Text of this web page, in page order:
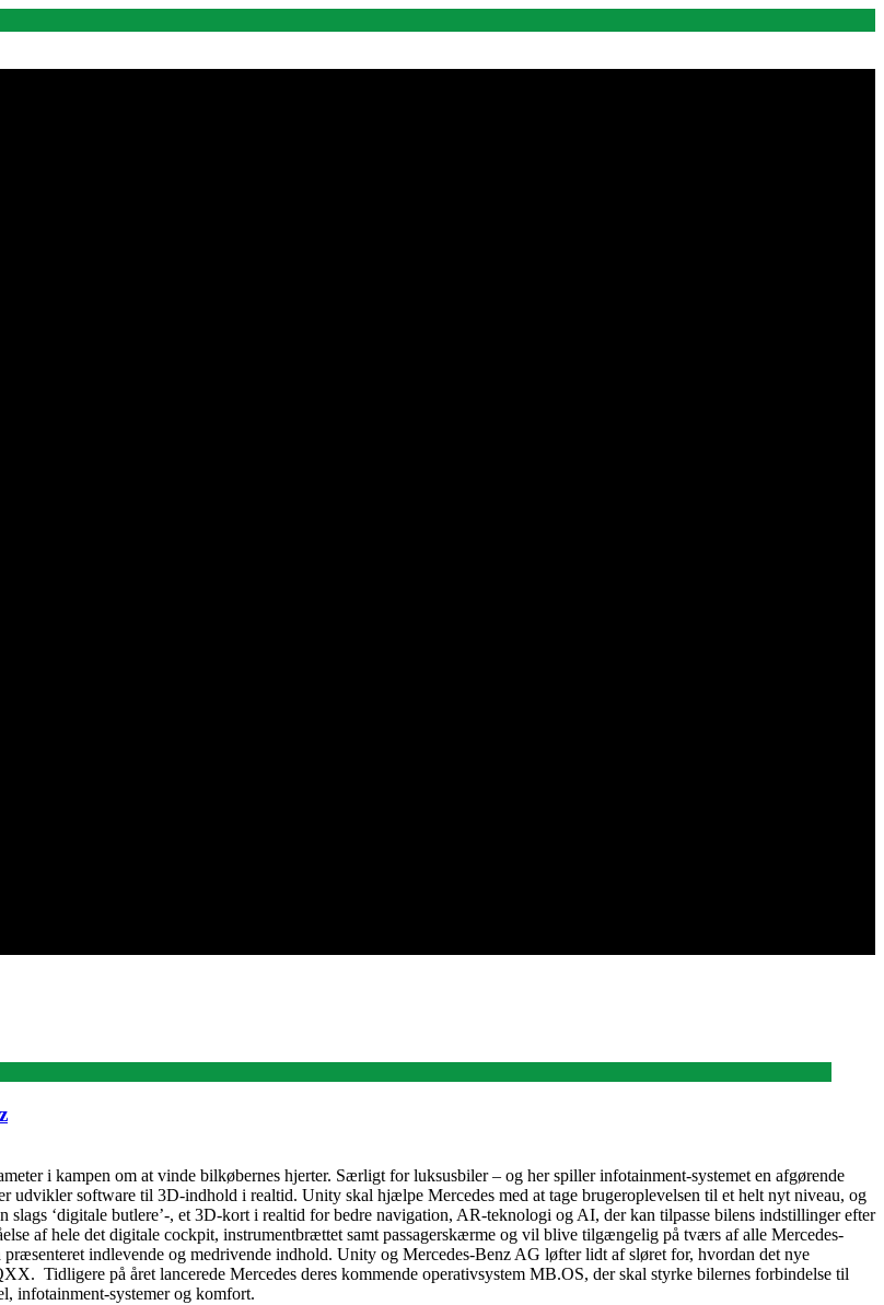
i kampen om at vinde bilkøbernes hjerter. Særligt for luksusbiler – og her spiller infotainment-systemet en afgørende
udvikler software til 3D-indhold i realtid. Unity skal hjælpe Mercedes med at tage brugeroplevelsen til et helt nyt niveau, og
‘digitale butlere’-, et 3D-kort i realtid for bedre navigation, AR-teknologi og AI, der kan tilpasse bilens indstillinger efter
af hele det digitale cockpit, instrumentbrættet samt passagerskærme og vil blive tilgængelig på tværs af alle Mercedes-
indlevende og medrivende indhold. Unity og Mercedes-Benz AG løfter lidt af sløret for, hvordan det nye
Tidligere på året lancerede Mercedes deres kommende operativsystem MB.OS, der skal styrke bilernes forbindelse til
infotainment-systemer og komfort.